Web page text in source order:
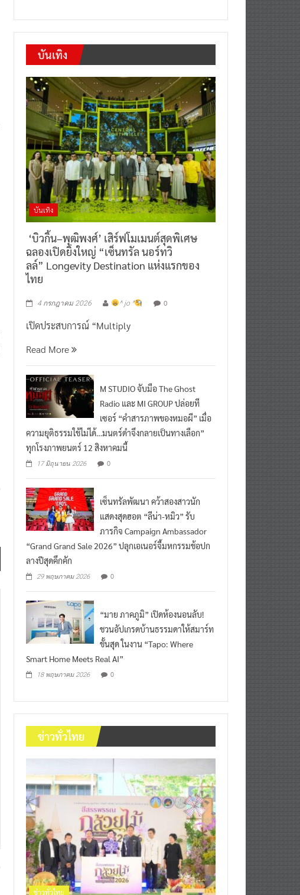
บันเทิง
บันเทิง
‘บิวกิ้น–พุฒิพงศ์’ เสิร์ฟโมเมนต์สุดพิเศษ
ฉลองเปิดยิ่งใหญ่ “เซ็นทรัล นอร์ทวิ
ลล์” Longevity Destination แห่งแรกของ
ไทย
4 กรกฎาคม 2026 ^ jo ^ 0
เปิดประสบการณ์ “Multiply
Read More
M STUDIO จับมือ The Ghost
Radio และ MI GROUP ปล่อยที
เซอร์ “คำสารภาพของหมอผี” เมื่อ
ความยุติธรรมใช้ไม่ได้…มนตร์ดำจึงกลายเป็นทางเลือก”
ทุกโรงภาพยนตร์ 12 สิงหาคมนี้
17 มิถุนายน 2026 0
เซ็นทรัลพัฒนา คว้าสองสาวนัก
แสดงสุดฮอต “ลีน่า-หมิว” รับ
ภารกิจ Campaign Ambassador
“Grand Grand Sale 2026” ปลุกเอเนอร์จี้มหกรรมช้อปก
ลางปีสุดคึกคัก
29 พฤษภาคม 2026 0
“มาย ภาคภูมิ” เปิดห้องนอนลับ!
ชวนอัปเกรดบ้านธรรมดาให้สมาร์ท
ขั้นสุด ในงาน “Tapo: Where
Smart Home Meets Real AI”
18 พฤษภาคม 2026 0
ข่าวทั่วไทย
ข่าวทั่วไทย